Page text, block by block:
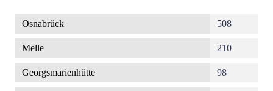
Osnabrück 508
Melle 210
Georgsmarienhütte 98